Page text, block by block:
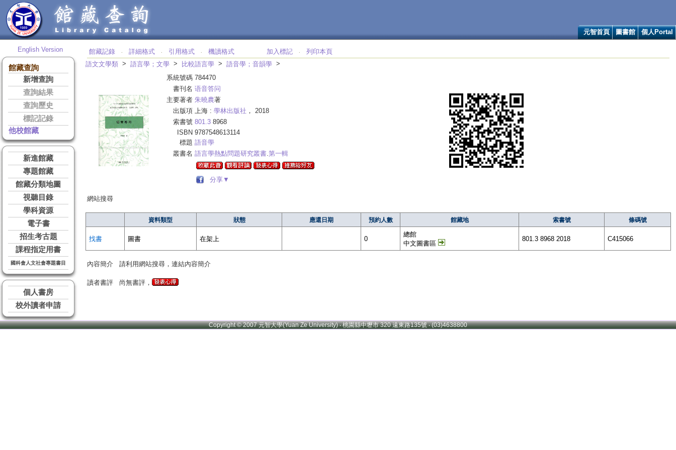
元智首頁 圖書館 個人Portal
English Version
館藏查詢
新增查詢
查詢結果
查詢歷史
標記記錄
他校館藏
新進館藏
專題館藏
館藏分類地圖
視聽目錄
學科資源
電子書
招生考古題
課程指定用書
國科會人文社會專題書目
個人書房
校外讀者申請
館藏記錄 ‧ 詳細格式 ‧ 引用格式 ‧ 機讀格式 加入標記 ‧
列印本頁
語文文學類 > 語言學；文學 > 比較語言學 > 語音學；音韻學 >
系統號碼 784470
書刊名 语音答问
主要著者 朱曉農著
出版項 上海 : 學林出版社 ， 2018
索書號 801.3 8968
ISBN 9787548613114
標題 語音學
叢書名 語言學熱點問題研究叢書.第一輯
分享▼
網站搜尋
資料類型 狀態 應還日期 預約人數 館藏地 索書號 條碼號
找書 圖書 在架上 0
總館
中文圖書區
801.3 8968 2018 C415066
內容簡介 請利用網站搜尋，連結內容簡介
讀者書評 尚無書評，
Copyright © 2007 元智大學(Yuan Ze University) ‧ 桃園縣中壢市 320 遠東路135號 ‧ (03)4638800